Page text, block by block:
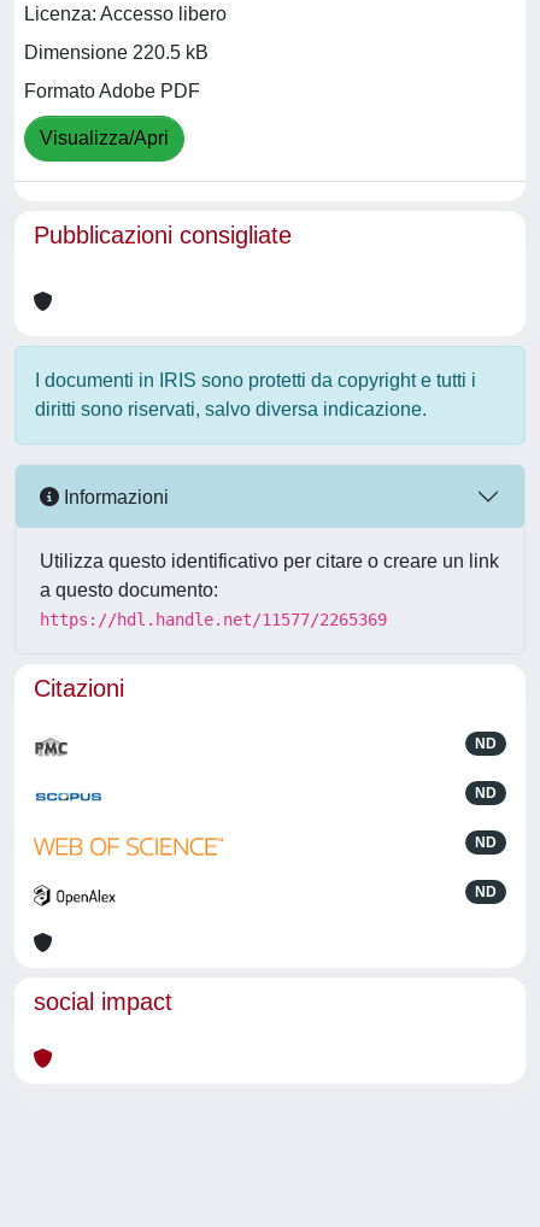
Licenza: Accesso libero
Dimensione 220.5 kB
Formato Adobe PDF
Visualizza/Apri
Pubblicazioni consigliate
I documenti in IRIS sono protetti da copyright e tutti i
diritti sono riservati, salvo diversa indicazione.
Informazioni
Utilizza questo identificativo per citare o creare un link
a questo documento:
https://hdl.handle.net/11577/2265369
Citazioni
ND
ND
ND
ND
social impact